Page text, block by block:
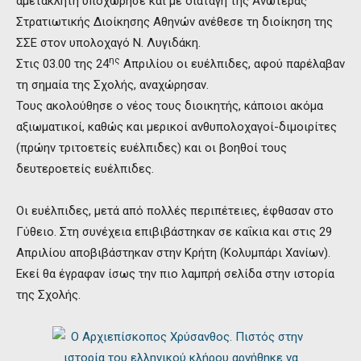
Στρατιωτικής Διοίκησης Αθηνών ανέθεσε τη διοίκηση της
ΣΣΕ στον υπολοχαγό Ν. Λυγιδάκη.
Στις 03.00 της 24ης Απριλίου οι ευέλπιδες, αφού παρέλαβαν
τη σημαία της Σχολής, αναχώρησαν.
Τους ακολούθησε ο νέος τους διοικητής, κάποιοι ακόμα
αξιωματικοί, καθώς και μερικοί ανθυπολοχαγοί-διμοιρίτες
(πρώην τριτοετείς ευέλπιδες) και οι βοηθοί τους
δευτεροετείς ευέλπιδες.
Οι ευέλπιδες, μετά από πολλές περιπέτειες, έφθασαν στο
Γύθειο. Στη συνέχεια επιβιβάστηκαν σε καΐκια και στις 29
Απριλίου αποβιβάστηκαν στην Κρήτη (Κολυμπάρι Χανίων).
Εκεί θα έγραφαν ίσως την πιο λαμπρή σελίδα στην ιστορία
της Σχολής.